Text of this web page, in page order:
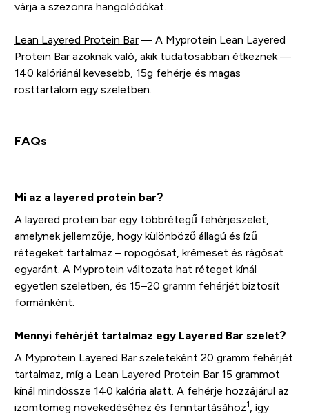
várja a szezonra hangolódókat.
Lean Layered Protein Bar— A Myprotein Lean Layered
Protein Bar azoknak való, akik tudatosabban étkeznek —
140 kalóriánál kevesebb, 15g fehérje és magas
rosttartalom egy szeletben.
FAQs
Mi az a layered protein bar?
A layered protein bar egy többrétegű fehérjeszelet,
amelynek jellemzője, hogy különböző állagú és ízű
rétegeket tartalmaz – ropogósat, krémeset és rágósat
egyaránt. A Myprotein változata hat réteget kínál
egyetlen szeletben, és 15–20 gramm fehérjét biztosít
formánként.
Mennyi fehérjét tartalmaz egy Layered Bar szelet?
A Myprotein Layered Bar szeleteként 20 gramm fehérjét
tartalmaz, míg a Lean Layered Protein Bar 15 grammot
kínál mindössze 140 kalória alatt. A fehérje hozzájárul az
izomtömeg növekedéséhez és fenntartásához1, így